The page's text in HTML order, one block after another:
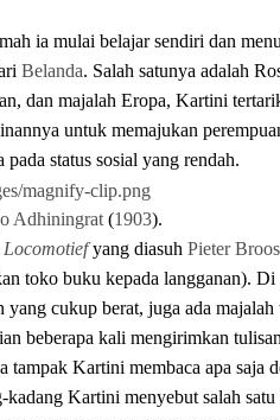
ia mulai belajar sendiri dan
Belanda. Salah satunya adalah
dan majalah Eropa, Kartini
untuk memajukan
status sosial yang rendah.
Adhiningrat (1903).
Locomotiefyang diasuh Pieter
toko buku kepada langganan). Di
yang cukup berat, juga ada majalah
beberapa kali mengirimkan
tampak Kartini membaca apa saja
Kartini menyebut salah satu